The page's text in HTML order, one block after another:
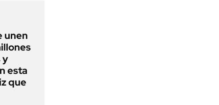
unen
y
esta
que